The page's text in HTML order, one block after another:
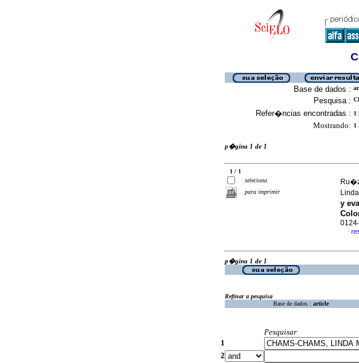
Base de dados :
Pesquisa :
Refer�ncias encontradas : 1
Mostrando: 1
p�gina 1 de 1
1 / 1
seleciona
para imprimir
y
·
p�gina 1 de 1
Refinar a pesquisa
Base de dados : article
Pesquisar
1
2